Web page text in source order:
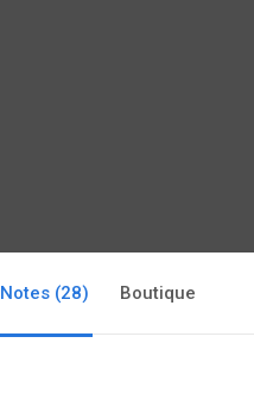
Notes (28) Boutique